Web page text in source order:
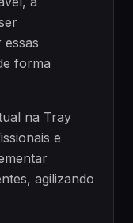
forma
na Tray
e
agilizando